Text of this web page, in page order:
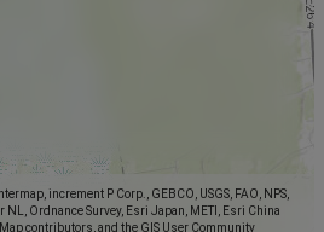
increment P Corp., GEBCO, USGS, FAO, NPS,
NL, Ordnance Survey, Esri Japan, METI, Esri China
contributors, and the GIS User Community